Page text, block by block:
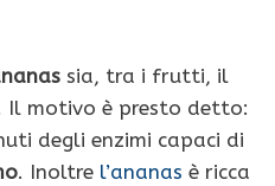
sia, tra i frutti, il
motivo è presto detto:
degli enzimi capaci di
. Inoltre l’ananas è ricca